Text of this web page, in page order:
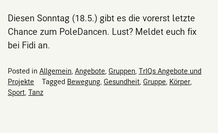
Diesen Sonntag (18.5.) gibt es die vorerst letzte
Chance zum PoleDancen. Lust? Meldet euch fix
bei Fidi an.
Posted in Allgemein, Angebote, Gruppen, TrIQs Angebote und
Projekte
Tagged Bewegung, Gesundheit, Gruppe, Körper,
Sport, Tanz